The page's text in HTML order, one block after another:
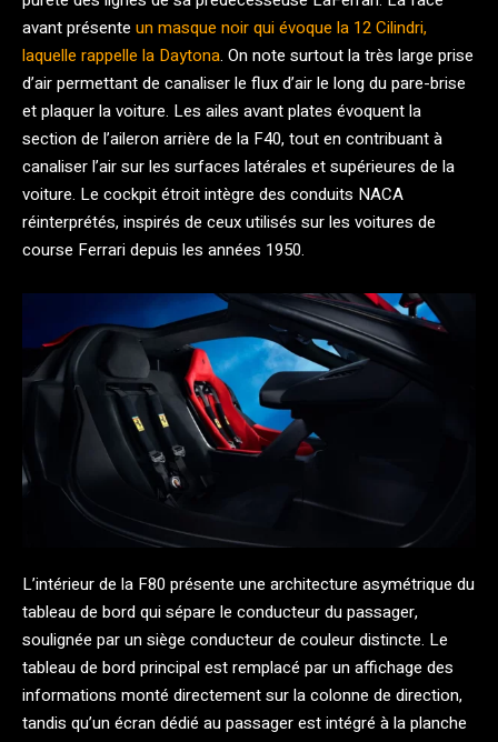
avant présente un masque noir qui évoque la 12 Cilindri,
laquelle rappelle la Daytona. On note surtout la très large prise
d’air permettant de canaliser le flux d’air le long du pare-brise
et plaquer la voiture. Les ailes avant plates évoquent la
section de l’aileron arrière de la F40, tout en contribuant à
canaliser l’air sur les surfaces latérales et supérieures de la
voiture. Le cockpit étroit intègre des conduits NACA
réinterprétés, inspirés de ceux utilisés sur les voitures de
course Ferrari depuis les années 1950.
L’intérieur de la F80 présente une architecture asymétrique du
tableau de bord qui sépare le conducteur du passager,
soulignée par un siège conducteur de couleur distincte. Le
tableau de bord principal est remplacé par un affichage des
informations monté directement sur la colonne de direction,
tandis qu’un écran dédié au passager est intégré à la planche